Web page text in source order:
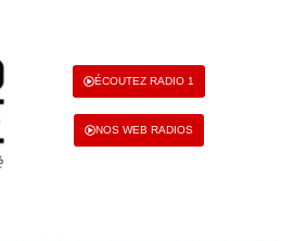
ÉCOUTEZ RADIO 1
NOS WEB RADIOS